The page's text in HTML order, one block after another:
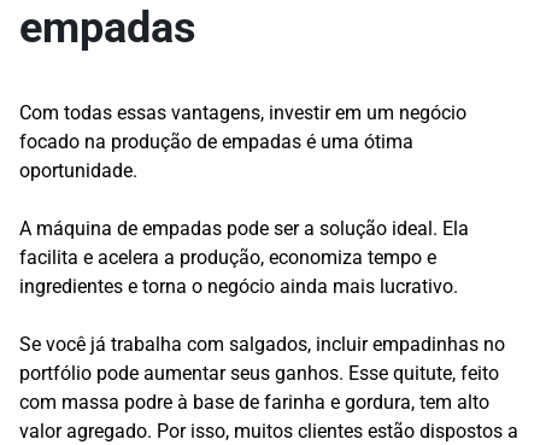
empadas
Com todas essas vantagens, investir em um negócio
focado na produção de empadas é uma ótima
oportunidade.
A máquina de empadas pode ser a solução ideal. Ela
facilita e acelera a produção, economiza tempo e
ingredientes e torna o negócio ainda mais lucrativo.
Se você já trabalha com salgados, incluir empadinhas no
portfólio pode aumentar seus ganhos. Esse quitute, feito
com massa podre à base de farinha e gordura, tem alto
valor agregado. Por isso, muitos clientes estão dispostos a